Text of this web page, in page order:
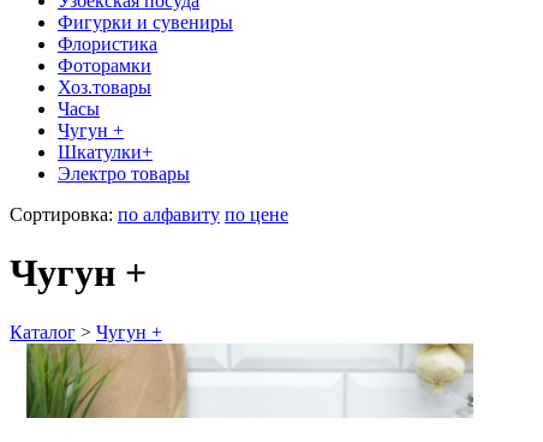
Фигурки и сувениры
Флористика
Фоторамки
Хоз.товары
Часы
Чугун +
Шкатулки+
Электро товары
Сортировка: по алфавиту по цене
Чугун +
Каталог > Чугун +